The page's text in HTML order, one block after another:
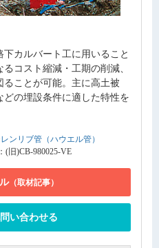
カルバート工に用いること
コスト縮減・工期の削減、
ことが可能。主に高土被
どの埋設条件に適した特性を
ンリブ管（ハウエル管）
(旧)CB-980025-VE
（取材記事）
い合わせる